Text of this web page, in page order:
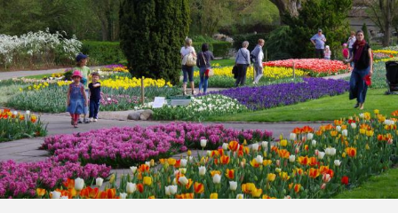
Aller
au
contenu
principal